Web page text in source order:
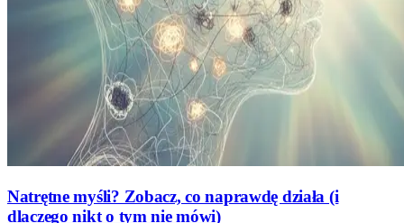
Natrętne myśli? Zobacz, co naprawdę działa (i
dlaczego nikt o tym nie mówi)